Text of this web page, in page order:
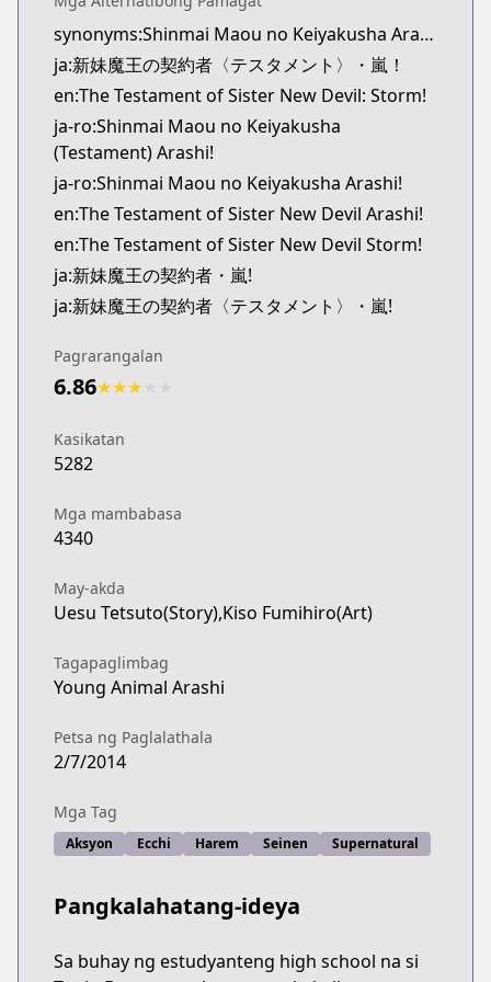
Official English
http://www.sevenseasentertainment.com/synonyms:Shinmai Maou no Keiyakusha Arashi
ja:新妹魔王の契約者〈テスタメント〉・嵐！
en:The Testament of Sister New Devil: Storm!
ja-ro:Shinmai Maou no Keiyakusha
(Testament) Arashi!
ja-ro:Shinmai Maou no Keiyakusha Arashi!
en:The Testament of Sister New Devil Arashi!
en:The Testament of Sister New Devil Storm!
ja:新妹魔王の契約者・嵐!
ja:新妹魔王の契約者〈テスタメント〉・嵐!
Pagrarangalan
6.86★★★
Kasikatan
5282
Mga mambabasa
4340
May-akda
Uesu Tetsuto(Story),Kiso Fumihiro(Art)
Tagapaglimbag
Young Animal Arashi
Petsa ng Paglalathala
2/7/2014
Mga Tag
Aksyon Ecchi Harem Seinen Supernatural
Pangkalahatang-ideya
Sa buhay ng estudyanteng high school na si